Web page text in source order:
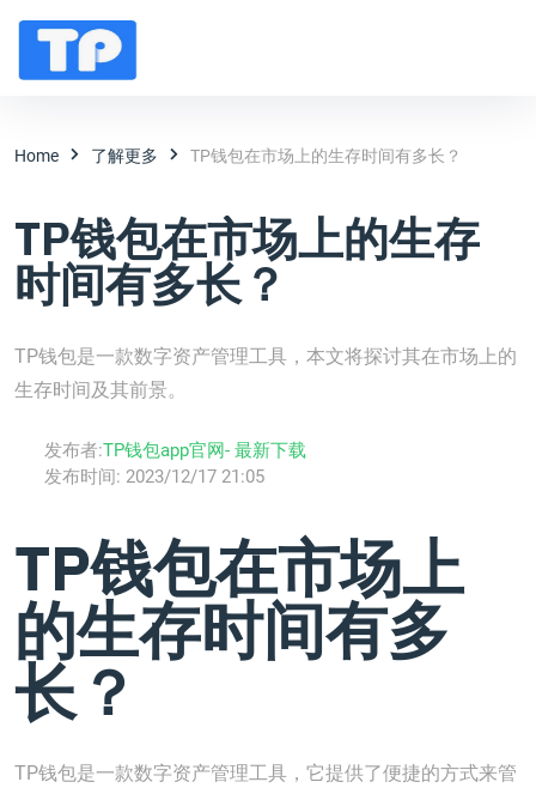
Home 了解更多 TP钱包在市场上的生存时间有多长？
TP钱包在市场上的生存
时间有多长？
TP钱包是一款数字资产管理工具，本文将探讨其在市场上的
生存时间及其前景。
发布者:TP钱包app官网- 最新下载
发布时间: 2023/12/17 21:05
TP钱包在市场上
的生存时间有多
长？
TP钱包是一款数字资产管理工具，它提供了便捷的方式来管